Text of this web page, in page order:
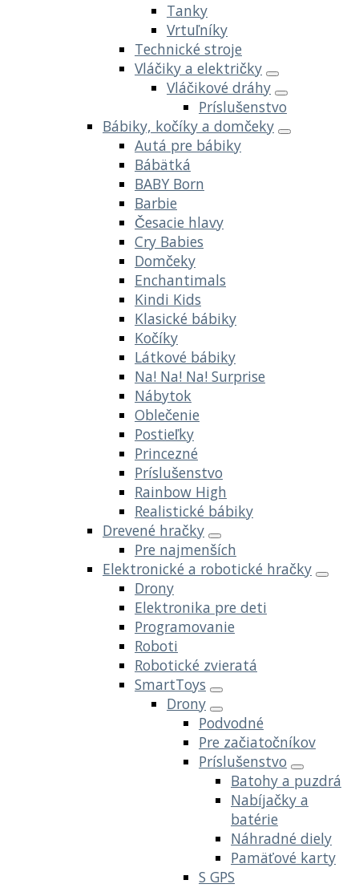
Tanky
Vrtuľníky
Technické stroje
Vláčiky a električky
Vláčikové dráhy
Príslušenstvo
Bábiky, kočíky a domčeky
Autá pre bábiky
Bábätká
BABY Born
Barbie
Česacie hlavy
Cry Babies
Domčeky
Enchantimals
Kindi Kids
Klasické bábiky
Kočíky
Látkové bábiky
Na! Na! Na! Surprise
Nábytok
Oblečenie
Postieľky
Princezné
Príslušenstvo
Rainbow High
Realistické bábiky
Drevené hračky
Pre najmenších
Elektronické a robotické hračky
Drony
Elektronika pre deti
Programovanie
Roboti
Robotické zvieratá
SmartToys
Drony
Podvodné
Pre začiatočníkov
Príslušenstvo
Batohy a puzdrá
Nabíjačky a
batérie
Náhradné diely
Pamäťové karty
S GPS